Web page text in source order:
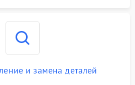
и замена деталей